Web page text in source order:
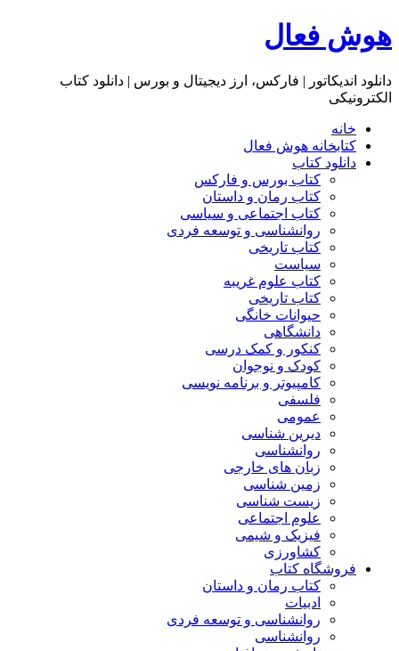
هوش فعال
دانلود اندیکاتور | فارکس، ارز دیجیتال و بورس | دانلود کتاب
الکترونیکی
خانه
کتابخانه هوش فعال
دانلود کتاب
کتاب بورس و فارکس
کتاب رمان و داستان
کتاب اجتماعی و سیاسی
روانشناسی و توسعه فردی
کتاب تاریخی
سیاست
کتاب علوم غریبه
کتاب تاریخی
حیوانات خانگی
دانشگاهی
کنکور و کمک‌ درسی
کودک و نوجوان
کامپیوتر و برنامه نویسی
فلسفی
عمومی
دیرین شناسی
روانشناسی
زبان های خارجی
زمین شناسی
زیست شناسی
علوم اجتماعی
فیزیک و شیمی
کشاورزی
فروشگاه کتاب
کتاب رمان و داستان
ادبیات
روانشناسی و توسعه فردی
روانشناسی